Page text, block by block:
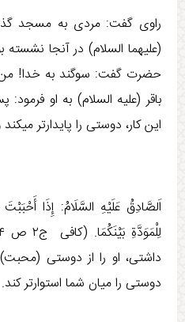
راوی گفت: مردی به مسجد گذر
(علیهما السلام) در آنجا
حضرت گفت: سوگند به خدا! من
باقر (علیه السلام) به او
این کار، دوستی را پایدارتر
اَلصَّادِقُ عَلَيْهِ السَّلَامُ: إِذَا
داشتی، او را از دوستی (محبت)
دوستی را ميان شما استوارتر كند.